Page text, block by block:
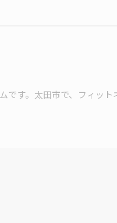
です。太田市で、フィッ